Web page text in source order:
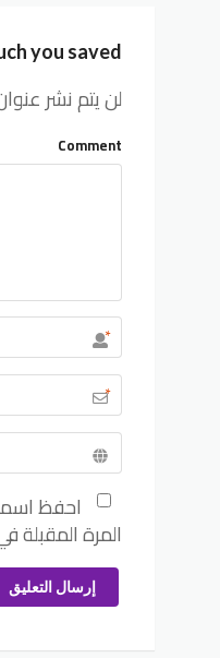
you saved
لن يتم نشر
Comment
*
*
احفظ
المرة المقبلة
إرسال التعليق